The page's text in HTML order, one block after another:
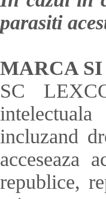
parasiti
MARCA
SC
incluzand
acceseaza
republice,